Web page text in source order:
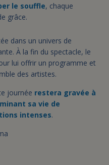
le souffle, chaque
grâce.
dans un univers de
À la fin du spectacle, le
lui offrir un programme et
des artistes.
journée restera gravée à
sa vie de
intenses.